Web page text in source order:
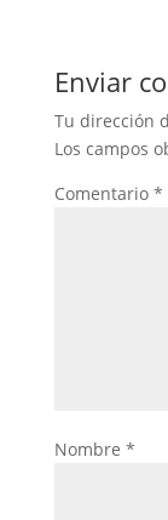
Enviar
Tu dirección
Los campos
Comentario *
Nombre *